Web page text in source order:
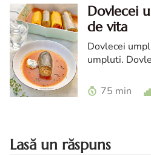
Dovlecei
de vita
Dovlecei
umpluti.
de dovlecei
75 min
Lasă un răspuns